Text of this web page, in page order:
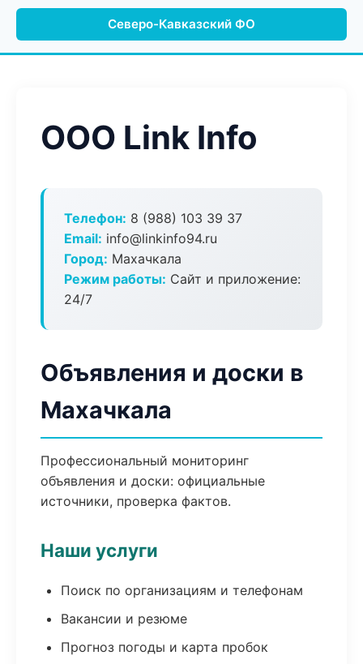
Северо-Кавказский ФО
ООО Link Info
Телефон: 8 (988) 103 39 37
Email: info@linkinfo94.ru
Город: Махачкала
Режим работы: Сайт и приложение:
24/7
Объявления и доски в
Махачкала
Профессиональный мониторинг
объявления и доски: официальные
источники, проверка фактов.
Наши услуги
Поиск по организациям и телефонам
Вакансии и резюме
Прогноз погоды и карта пробок